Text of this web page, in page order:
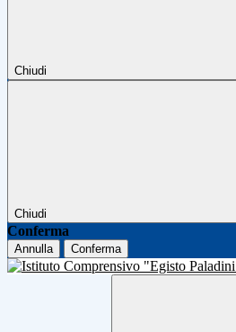
Chiudi
Chiudi
Conferma
Annulla Conferma